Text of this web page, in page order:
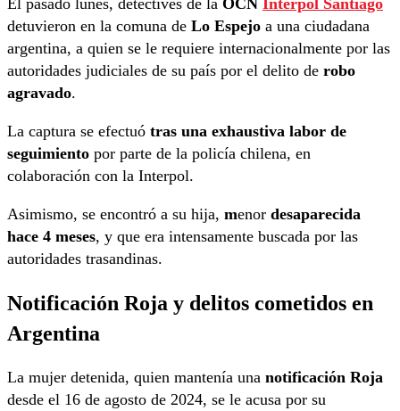
detuvieron en la comuna de Lo Espejo a una ciudadana
argentina, a quien se le requiere internacionalmente por las
autoridades judiciales de su país por el delito de robo
agravado.
La captura se efectuó tras una exhaustiva labor de
seguimiento por parte de la policía chilena, en
colaboración con la Interpol.
Asimismo, se encontró a su hija, menor desaparecida
hace 4 meses, y que era intensamente buscada por las
autoridades trasandinas.
Notificación Roja y delitos cometidos en
Argentina
La mujer detenida, quien mantenía una notificación Roja
desde el 16 de agosto de 2024, se le acusa por su